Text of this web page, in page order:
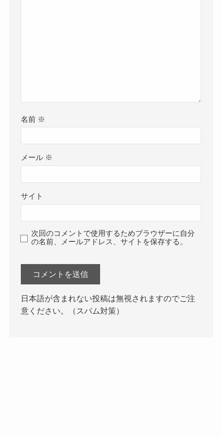
名前 ※
メール ※
サイト
次回のコメントで使用するためブラウザーに自分
の名前、メールアドレス、サイトを保存する。
日本語が含まれない投稿は無視されますのでご注
意ください。（スパム対策）